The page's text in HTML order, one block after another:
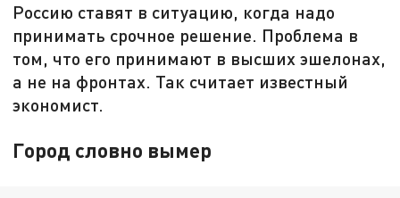
Россию ставят в ситуацию, когда надо
принимать срочное решение. Проблема в
том, что его принимают в высших эшелонах,
а не на фронтах. Так считает известный
экономист.
Город словно вымер